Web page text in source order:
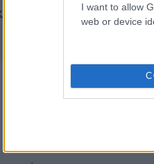
I want to allow
web or device
και δες περισσότερο